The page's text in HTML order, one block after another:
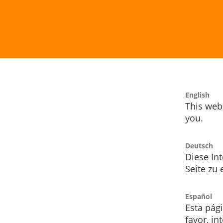
English
This
you.
Deutsch
Diese
Seite zu
Español
Esta
favor,